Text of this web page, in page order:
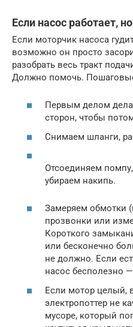
Если насос работает,
Если моторчик насоса
возможно он просто
разобрать весь тракт
Должно помочь.
Первым делом
сторон, чтобы
Снимаем шланги,
Отсоединяем
убираем накипь.
Замеряем обмотки
прозвонки или
Короткого
или бесконечно
не должно. Если
насос бесполезно
Если мотор целый,
электропоттер не
мусоре, который